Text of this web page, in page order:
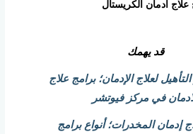
علاج ادمان الكريستال
قد يهمك
لعلاج الإدمان؛ برامج علاج
في مركز فيوتشر
إدمان المخدرات؛ أنواع برامج